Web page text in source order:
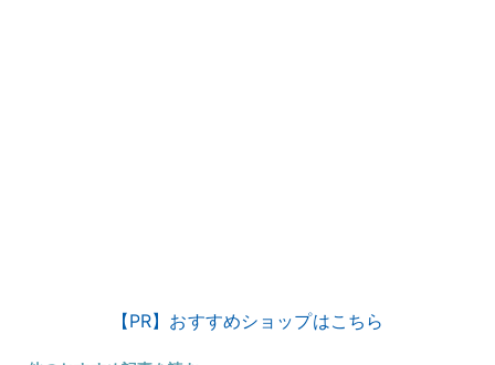
【PR】おすすめショップはこちら